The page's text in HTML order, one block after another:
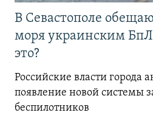
В Севастополе
моря украинским
это?
Российские власти города
появление новой системы
беспилотников